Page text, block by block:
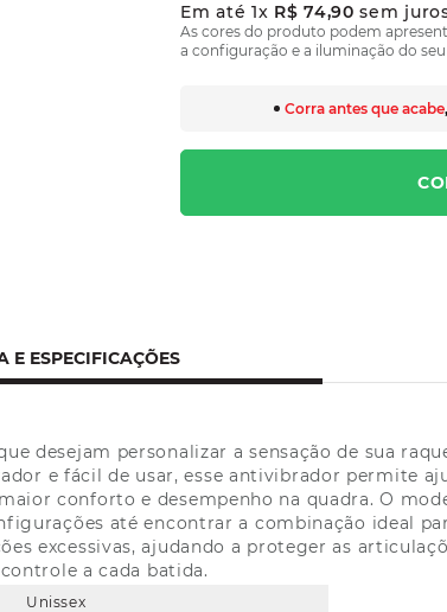
Em até 1x R$ 74,90 sem
As cores do produto podem
a configuração e a iluminação do
Corra antes que acabe
E ESPECIFICAÇÕES
desejam personalizar a sensação de sua
e fácil de usar, esse antivibrador permite
conforto e desempenho na quadra. O
até encontrar a combinação ideal
excessivas, ajudando a proteger as
a cada batida.
Unissex